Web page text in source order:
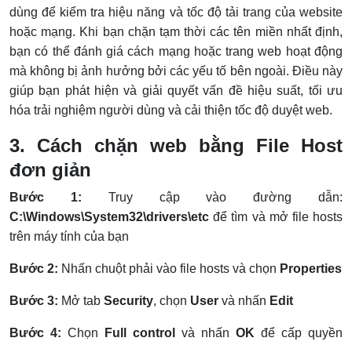
dùng để kiểm tra hiệu năng và tốc độ tải trang của website
hoặc mạng. Khi bạn chặn tạm thời các tên miền nhất định,
bạn có thể đánh giá cách mạng hoặc trang web hoạt động
mà không bị ảnh hưởng bởi các yếu tố bên ngoài. Điều này
giúp bạn phát hiện và giải quyết vấn đề hiệu suất, tối ưu
hóa trải nghiệm người dùng và cải thiện tốc độ duyệt web.
3. Cách chặn web bằng File Host
đơn giản
Bước 1: Truy cập vào đường dẫn:
C:\Windows\System32\drivers\etc để tìm và mở file hosts
trên máy tính của bạn
Bước 2: Nhấn chuột phải vào file hosts và chọn Properties
Bước 3: Mở tab Security, chọn User và nhấn Edit
Bước 4: Chọn Full control và nhấn OK để cấp quyền